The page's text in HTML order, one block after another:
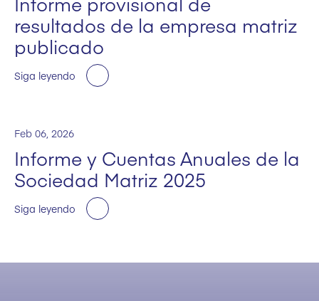
resultados de la empresa matriz
publicado
Siga leyendo
Feb 06, 2026
Informe y Cuentas Anuales de la
Sociedad Matriz 2025
Siga leyendo